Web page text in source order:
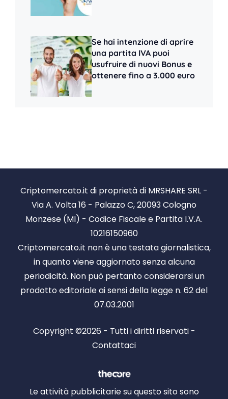
Se hai intenzione di aprire
una partita IVA puoi
usufruire di nuovi Bonus e
ottenere fino a 3.000 euro
Criptomercato.it di proprietà di MRSHARE SRL -
Via A. Volta 16 - Palazzo C, 20093 Cologno
Monzese (MI) - Codice Fiscale e Partita I.V.A.
10216150960
Criptomercato.it non è una testata giornalistica,
in quanto viene aggiornato senza alcuna
periodicità. Non può pertanto considerarsi un
prodotto editoriale ai sensi della legge n. 62 del
07.03.2001
Copyright ©2026 - Tutti i diritti riservati -
Contattaci
Le attività pubblicitarie su questo sito sono